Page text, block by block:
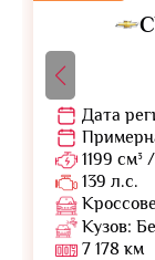
Дата
1199
139 л.с.
Кузов:
7 178 км